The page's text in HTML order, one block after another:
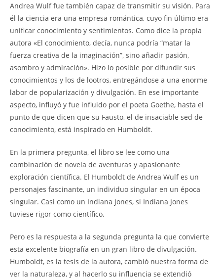
Andrea Wulf fue también capaz de transmitir su visión. Para
él la ciencia era una empresa romántica, cuyo fin último era
unificar conocimiento y sentimientos. Como dice la propia
autora «El conocimiento, decía, nunca podría “matar la
fuerza creativa de la imaginación”, sino añadir pasión,
asombro y admiración». Hizo lo posible por difundir sus
conocimientos y los de lootros, entregándose a una enorme
labor de popularización y divulgación. En ese importante
aspecto, influyó y fue influido por el poeta Goethe, hasta el
punto de que dicen que su Fausto, el de insaciable sed de
conocimiento, está inspirado en Humboldt.
En la primera pregunta, el libro se lee como una
combinación de novela de aventuras y apasionante
exploración científica. El Humboldt de Andrea Wulf es un
personajes fascinante, un individuo singular en un época
singular. Casi como un Indiana Jones, si Indiana Jones
tuviese rigor como científico.
Pero es la respuesta a la segunda pregunta la que convierte
esta excelente biografía en un gran libro de divulgación.
Humboldt, es la tesis de la autora, cambió nuestra forma de
ver la naturaleza, y al hacerlo su influencia se extendió